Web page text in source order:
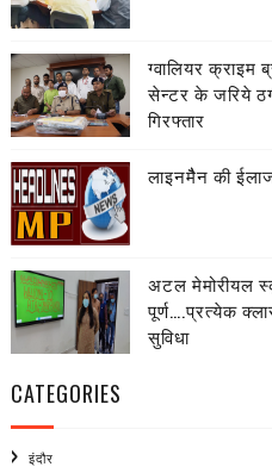
ग्वालियर क्राइम
सेन्टर के जरिये
गिरफ्तार
लाइनमैैन की
अटल मेमोरीयल
पूर्ण….प्रत्येक
सुविधा
CATEGORIES
इंदौर